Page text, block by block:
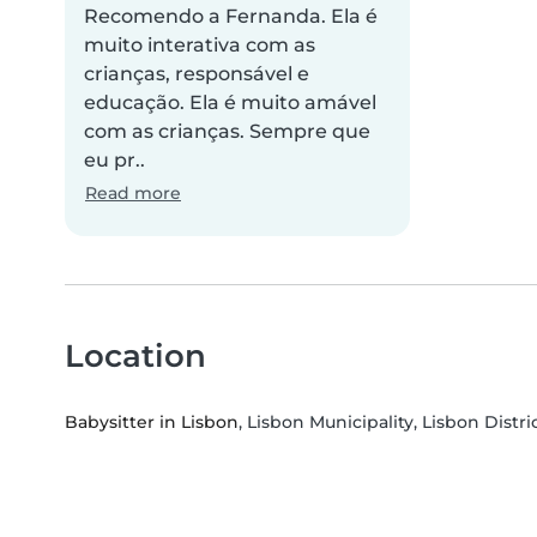
Recomendo a Fernanda. Ela é
muito interativa com as
crianças, responsável e
educação. Ela é muito amável
com as crianças. Sempre que
eu pr..
Read more
Location
Babysitter in Lisbon, Lisbon Municipality, Lisbon